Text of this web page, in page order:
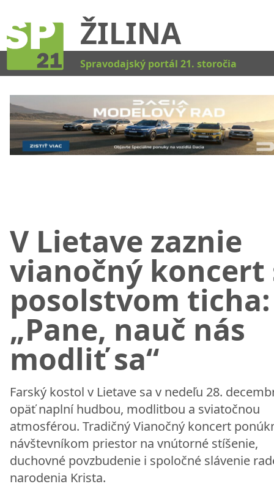
ŽILINA
Spravodajský portál 21. storočia
V Lietave zaznie
vianočný koncert
posolstvom ticha:
„Pane, nauč nás
modliť sa“
Farský kostol v Lietave sa v nedeľu 28.
opäť naplní hudbou, modlitbou a sviatočnou
atmosférou. Tradičný Vianočný koncert
návštevníkom priestor na vnútorné stíšenie,
duchovné povzbudenie i spoločné slávenie
narodenia Krista.